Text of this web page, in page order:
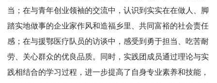
当；在与青年创业领袖的交流中，认识到实实在在做人、脚
踏实地做事的企业家作风和造福乡里、共同富裕的社会责任
感；在与援鄂医疗队员的访谈中，感受到勇于担当、吃苦耐
劳、关心群众的优良品质。同时，实践团成员通过理论与实
践相结合的学习过程，进一步提高了自身专业素养和技能，